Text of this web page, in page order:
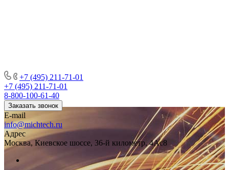
+7 (495) 211-71-01
+7 (495) 211-71-01
8-800-100-61-40
Заказать звонок
E-mail
info@michtech.ru
Адрес
Москва, Киевское шоссе, 36-й километр, 4Ас8